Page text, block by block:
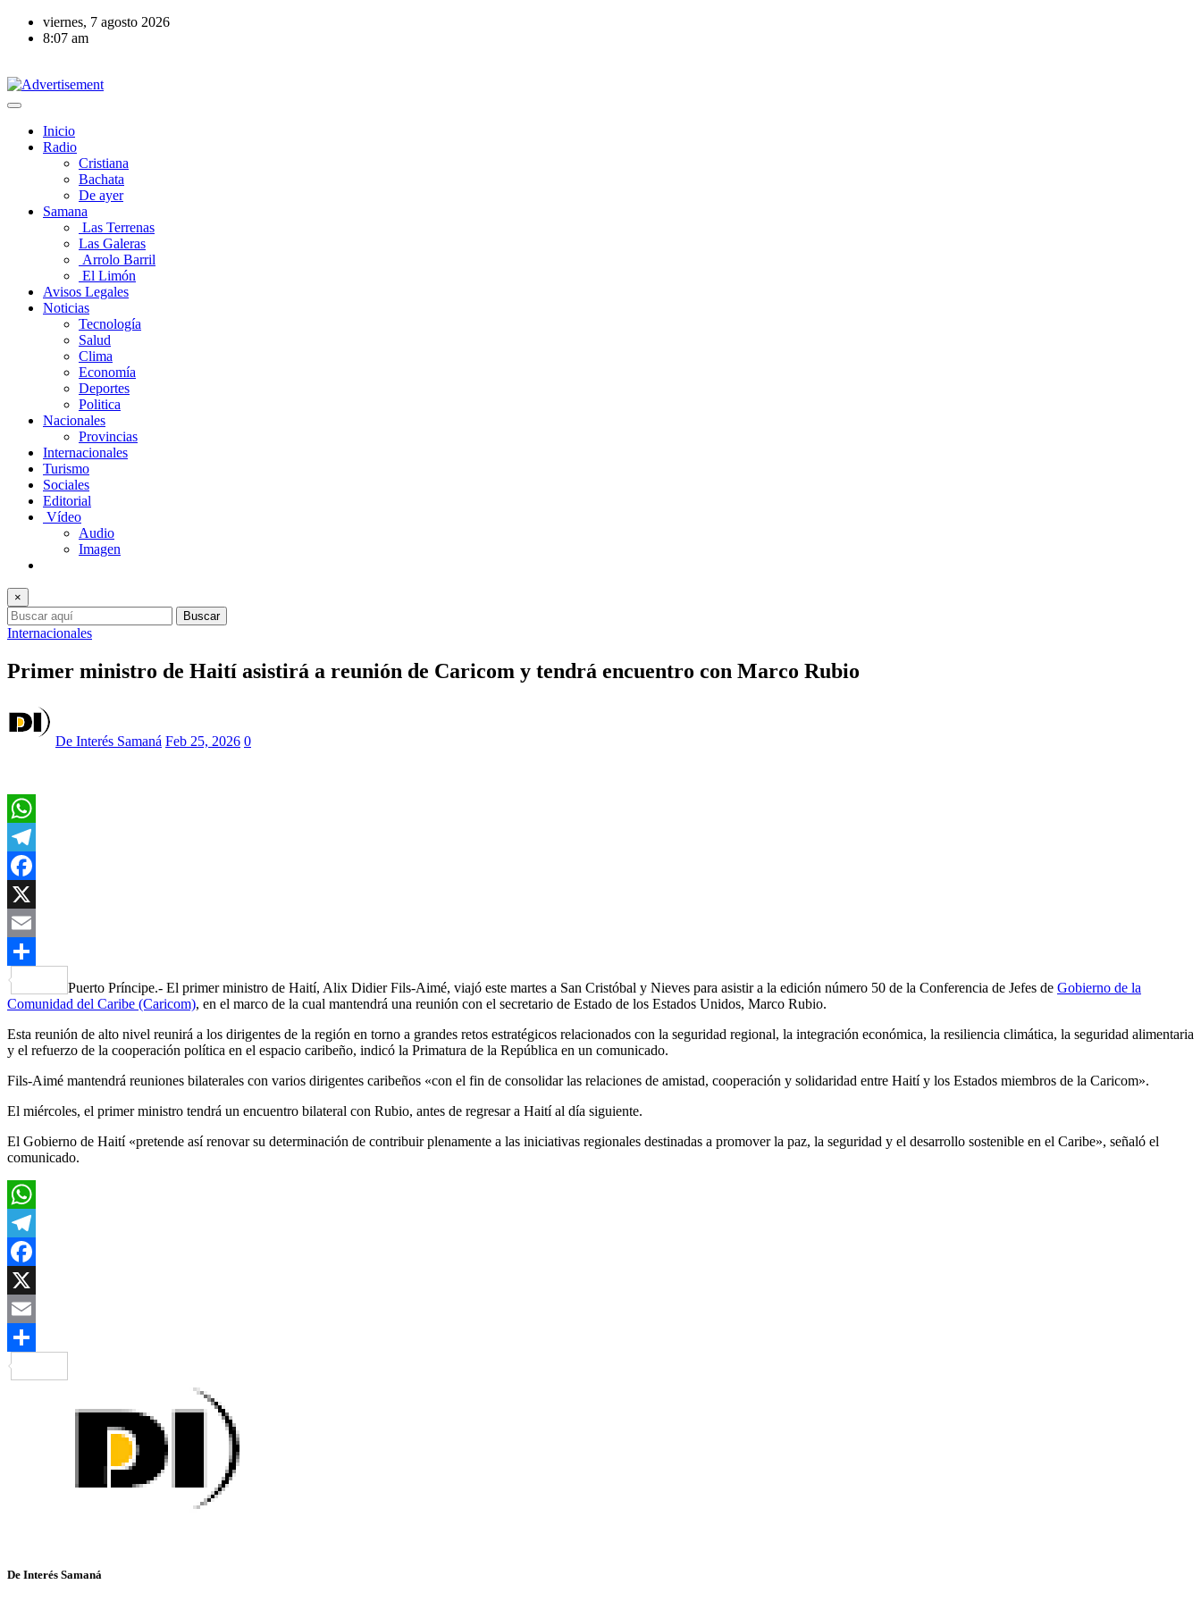
viernes, 7 agosto 2026
8:07 am
Inicio
Radio
Cristiana
Bachata
De ayer
Samana
Las Terrenas
Las Galeras
Arrolo Barril
El Limón
Avisos Legales
Noticias
Tecnología
Salud
Clima
Economía
Deportes
Politica
Nacionales
Provincias
Internacionales
Turismo
Sociales
Editorial
Vídeo
Audio
Imagen
×
Buscar
Internacionales
Primer ministro de Haití asistirá a reunión de Caricom y tendrá encuentro con Marco Rubio
De Interés Samaná Feb 25, 2026 0
WhatsApp
Telegram
Facebook
X
Email
Compartir
Puerto Príncipe.- El primer ministro de Haití, Alix Didier Fils-Aimé, viajó este martes a San Cristóbal y Nieves para asistir a la edición número 50 de la Conferencia de Jefes de Gobierno de la
Comunidad del Caribe (Caricom), en el marco de la cual mantendrá una reunión con el secretario de Estado de los Estados Unidos, Marco Rubio.
Esta reunión de alto nivel reunirá a los dirigentes de la región en torno a grandes retos estratégicos relacionados con la seguridad regional, la integración económica, la resiliencia climática, la seguridad alimentaria
y el refuerzo de la cooperación política en el espacio caribeño, indicó la Primatura de la República en un comunicado.
Fils-Aimé mantendrá reuniones bilaterales con varios dirigentes caribeños «con el fin de consolidar las relaciones de amistad, cooperación y solidaridad entre Haití y los Estados miembros de la Caricom».
El miércoles, el primer ministro tendrá un encuentro bilateral con Rubio, antes de regresar a Haití al día siguiente.
El Gobierno de Haití «pretende así renovar su determinación de contribuir plenamente a las iniciativas regionales destinadas a promover la paz, la seguridad y el desarrollo sostenible en el Caribe», señaló el
comunicado.
WhatsApp
Telegram
Facebook
X
Email
De Interés Samaná